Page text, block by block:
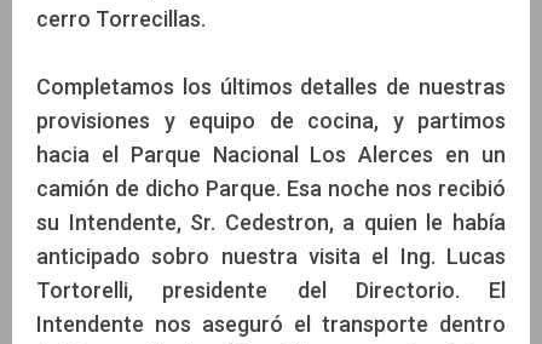
cerro Torrecillas.
Completamos los últimos detalles de nuestras
provisiones y equipo de cocina, y partimos
hacia el Parque Nacional Los Alerces en un
camión de dicho Parque. Esa noche nos recibió
su Intendente, Sr. Cedestron, a quien le había
anticipado sobro nuestra visita el Ing. Lucas
Tortorelli, presidente del Directorio. El
Intendente nos aseguró el transporte dentro